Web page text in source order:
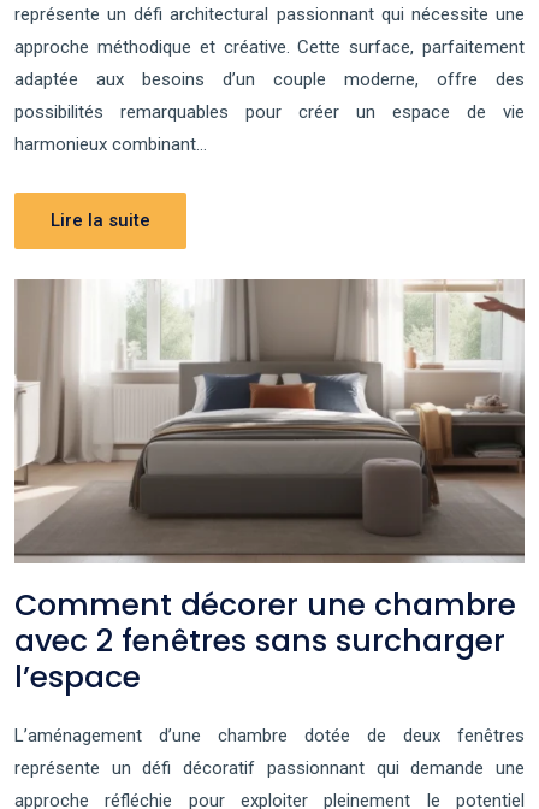
représente un défi architectural passionnant qui nécessite une
approche méthodique et créative. Cette surface, parfaitement
adaptée aux besoins d’un couple moderne, offre des
possibilités remarquables pour créer un espace de vie
harmonieux combinant…
Lire la suite
Comment décorer une chambre
avec 2 fenêtres sans surcharger
l’espace
L’aménagement d’une chambre dotée de deux fenêtres
représente un défi décoratif passionnant qui demande une
approche réfléchie pour exploiter pleinement le potentiel